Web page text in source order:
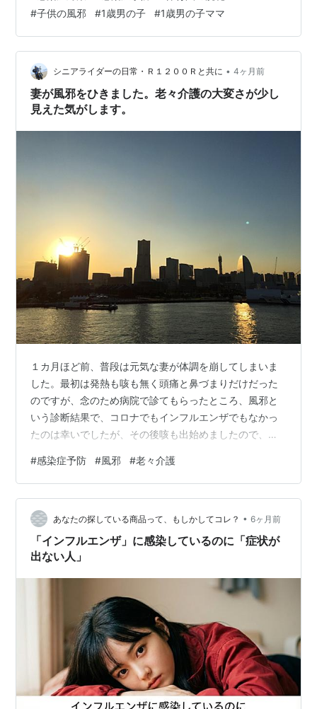
が良かったのか効果があったのか・・・？ しばらくはこ
れに頼ってみようと思いました。 他にも、マヌカハニー
を舐めたら風邪をひかなくなったとか聞きました。 めっ
ちゃ気になるけど、マヌカハニーってお高いイメージな
んだよな・・・。 1歳超えてるからは…
#子供の風邪 #1歳男の子 #1歳男の子ママ
シニアライダーの日常・Ｒ１２００Ｒと共に • 4ヶ月前
妻が風邪をひきました。老々介護の大変さが少し
見えた気がします。
１カ月ほど前、普段は元気な妻が体調を崩してしまいま
した。最初は発熱も咳も無く頭痛と鼻づまりだけだった
のですが、念のため病院で診てもらったところ、風邪と
いう診断結果で、コロナでもインフルエンザでもなかっ
たのは幸いでしたが、その後咳も出始めましたので、大
言っても妻ももう６０歳ですから、ほぼ同時期に風邪を
引いたと連絡があった娘が２～３日で回復したのとは対
照的に、１週間経ってもまだぐずぐずと症状が続いてい
て、年齢の差というものを実感せざるを得ませんでし
た。 我が家では子供たちが同居していた頃から感染症に
は厳しくて、風邪など引こうものなら即家庭内隔離の…
#感染症予防 #風邪 #老々介護
あなたの探している商品って、もしかしてコレ？ • 6ヶ月前
「インフルエンザ」に感染しているのに「症状が
出ない人」